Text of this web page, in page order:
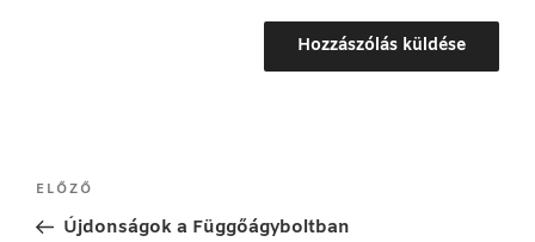
Bejegyzés
navigáció
Korábbi
bejegyzés
ELŐZŐ
Újdonságok a Függőágyboltban